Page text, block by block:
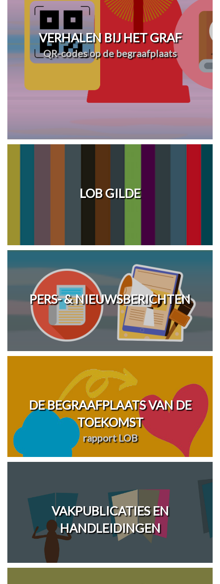
VERHALEN BIJ HET GRAF
QR-codes op de begraafplaats
LOB GILDE
PERS- & NIEUWSBERICHTEN
DE BEGRAAFPLAATS VAN DE
TOEKOMST
rapport LOB
VAKPUBLICATIES EN
HANDLEIDINGEN